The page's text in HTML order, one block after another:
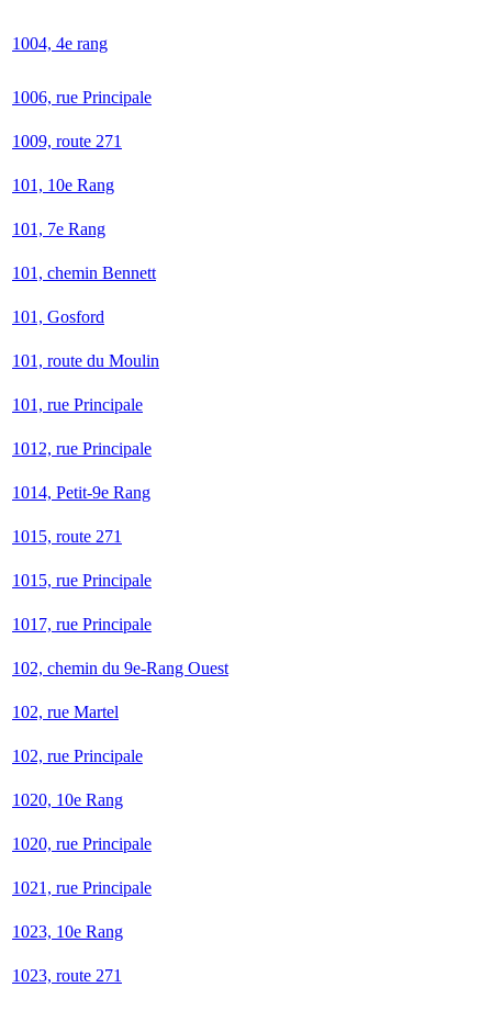
1004, 4e rang
1006, rue Principale
1009, route 271
101, 10e Rang
101, 7e Rang
101, chemin Bennett
101, Gosford
101, route du Moulin
101, rue Principale
1012, rue Principale
1014, Petit-9e Rang
1015, route 271
1015, rue Principale
1017, rue Principale
102, chemin du 9e-Rang Ouest
102, rue Martel
102, rue Principale
1020, 10e Rang
1020, rue Principale
1021, rue Principale
1023, 10e Rang
1023, route 271